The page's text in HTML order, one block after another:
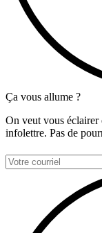
Ça vous allume ?
On veut vous éclairer
infolettre. Pas de